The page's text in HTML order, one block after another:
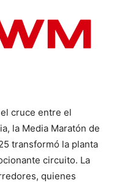
cruce entre el
la Media Maratón de
transformó la planta
circuito. La
quienes